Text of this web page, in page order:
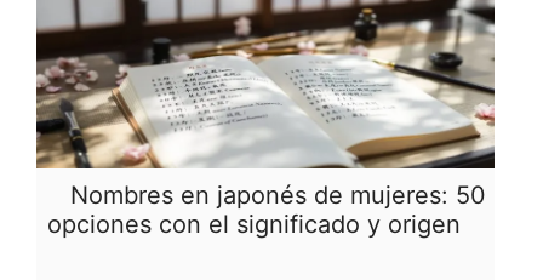
Nombres en japonés de mujeres: 50
opciones con el significado y origen